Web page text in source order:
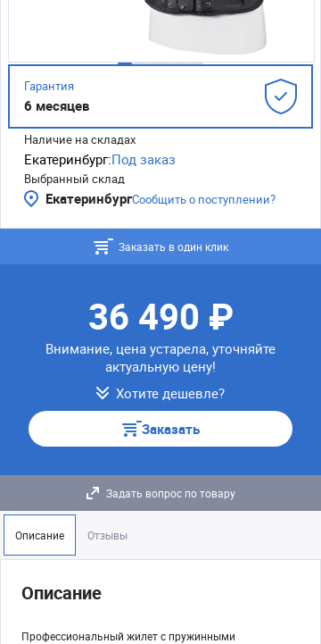
Гарантия
6 месяцев
Наличие на складах
Екатеринбург:Под заказ
Выбранный склад
ЕкатеринбургСообщить о поступлении?
Заказать в один клик
36 490 ₽
Внимание, цена устарела, уточняйте
актуальную цену!
Хотите дешевле?
Заказать
Задать вопрос по товару
Описание Отзывы
Описание
Профессиональный жилет с пружинными